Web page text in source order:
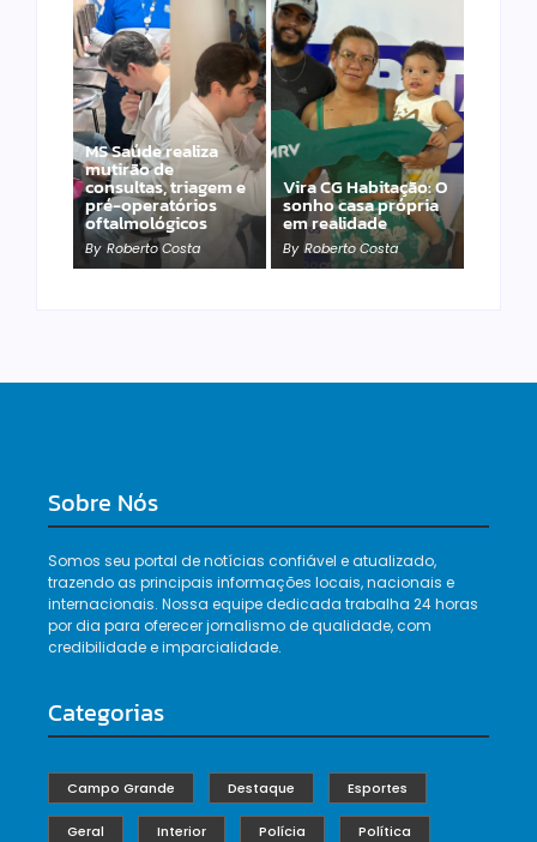
MS Saúde realiza
mutirão de
consultas, triagem e
pré-operatórios
oftalmológicos
By Roberto Costa
Vira CG Habitação: O
sonho casa própria
em realidade
By Roberto Costa
ALEMS: Projeto
reconhece pessoas
com fissura
labiopalatina
By Roberto Costa
Sobre Nós
Somos seu portal de notícias confiável e atualizado,
trazendo as principais informações locais, nacionais e
internacionais. Nossa equipe dedicada trabalha 24 horas
por dia para oferecer jornalismo de qualidade, com
credibilidade e imparcialidade.
Categorias
Campo Grande Destaque Esportes
Geral Interior Polícia Política